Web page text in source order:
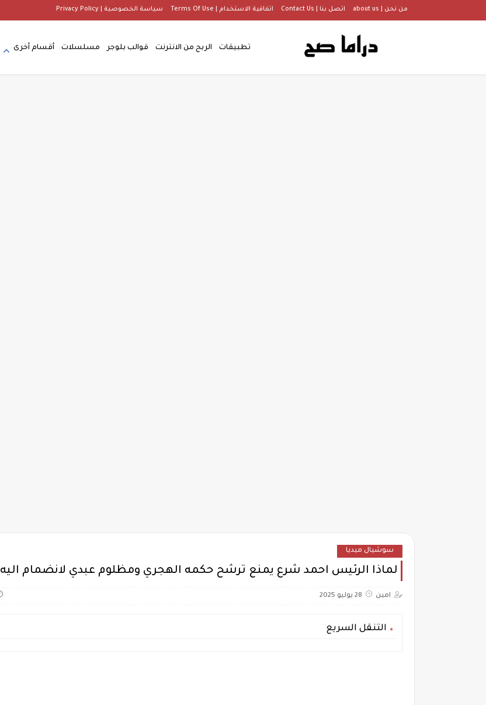
من نحن | about us اتصل بنا | Contact Us اتفاقية الاستخدام | Terms Of Use سياسة الخصوصية | Privacy Policy
تطبيقات الربح من الانترنت قوالب بلوجر مسلسلات أقسام أخرى
سوشيال ميديا
لماذا الرئيس احمد شرع يمنع ترشح حكمه الهجري ومظلوم عبدي لانضمام اليه
امين 28 يوليو 2025
التنقل السريع